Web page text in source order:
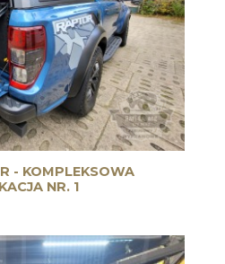
- KOMPLEKSOWA
NR. 1